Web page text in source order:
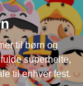
til børn og
superhelte,
til enhver fest.